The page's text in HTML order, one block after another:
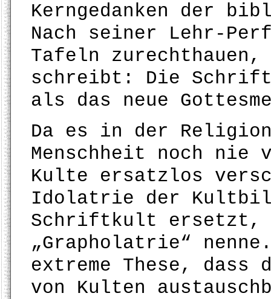
Kerngedanken der
Nach seiner Lehr-
Tafeln
schreibt: Die
als das neue
Da es in der
Menschheit noch nie
Kulte ersatzlos
Idolatrie der
Schriftkult ersetzt,
„Grapholatrie“
extreme These,
von Kulten